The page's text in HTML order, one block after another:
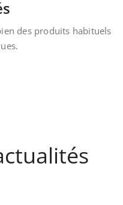
des produits habituels